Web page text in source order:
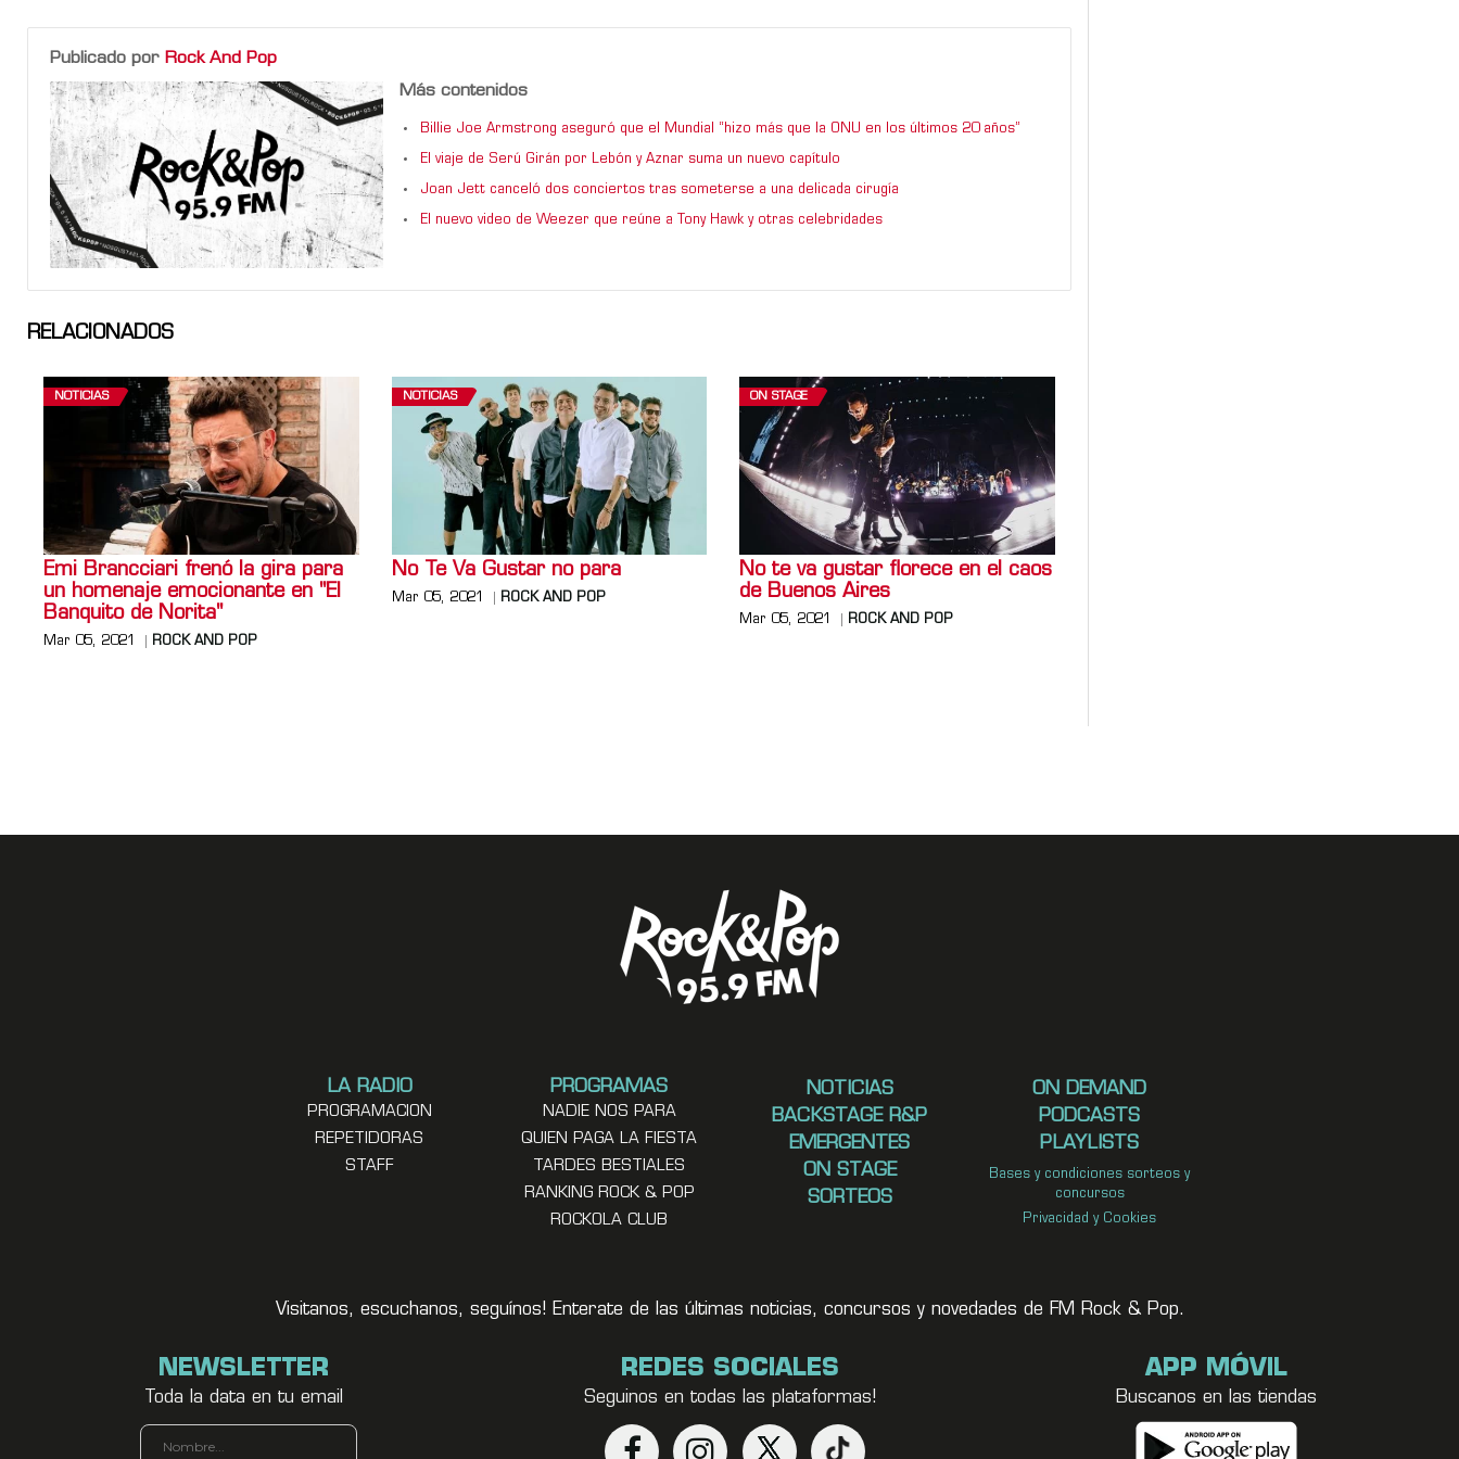
Publicado por Rock And Pop
Más contenidos
Billie Joe Armstrong aseguró que el Mundial “hizo más que la ONU en los últimos 20 años”
El viaje de Serú Girán por Lebón y Aznar suma un nuevo capítulo
Joan Jett canceló dos conciertos tras someterse a una delicada cirugía
El nuevo video de Weezer que reúne a Tony Hawk y otras celebridades
RELACIONADOS
NOTICIAS
Emi Brancciari frenó la gira para
un homenaje emocionante en "El
Banquito de Norita"
Mar 05, 2021 ROCK AND POP
NOTICIAS
No Te Va Gustar no para
Mar 05, 2021 ROCK AND POP
ON STAGE
No te va gustar florece en el caos
de Buenos Aires
Mar 05, 2021 ROCK AND POP
LA RADIO
PROGRAMACION
REPETIDORAS
STAFF
PROGRAMAS
NADIE NOS PARA
QUIEN PAGA LA FIESTA
TARDES BESTIALES
RANKING ROCK & POP
ROCKOLA CLUB
NOTICIAS
BACKSTAGE R&P
EMERGENTES
ON STAGE
SORTEOS
ON DEMAND
PODCASTS
PLAYLISTS
Bases y condiciones sorteos y
concursos
Privacidad y Cookies
Visitanos, escuchanos, seguínos! Enterate de las últimas noticias, concursos y novedades de FM Rock & Pop.
NEWSLETTER
Toda la data en tu email
REDES SOCIALES
Seguinos en todas las plataformas!
APP MÓVIL
Buscanos en las tiendas